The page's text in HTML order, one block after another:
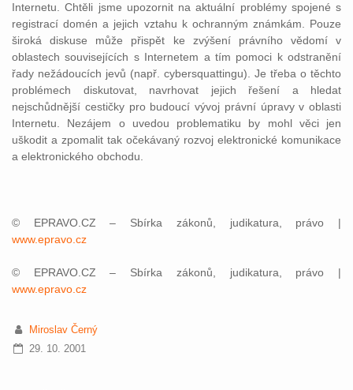
Internetu. Chtěli jsme upozornit na aktuální problémy spojené s
registrací domén a jejich vztahu k ochranným známkám. Pouze
široká diskuse může přispět ke zvýšení právního vědomí v
oblastech souvisejících s Internetem a tím pomoci k odstranění
řady nežádoucích jevů (např. cybersquattingu). Je třeba o těchto
problémech diskutovat, navrhovat jejich řešení a hledat
nejschůdnější cestičky pro budoucí vývoj právní úpravy v oblasti
Internetu. Nezájem o uvedou problematiku by mohl věci jen
uškodit a zpomalit tak očekávaný rozvoj elektronické komunikace
a elektronického obchodu.
© EPRAVO.CZ – Sbírka zákonů, judikatura, právo |
www.epravo.cz
© EPRAVO.CZ – Sbírka zákonů, judikatura, právo |
www.epravo.cz
Miroslav Černý
29. 10. 2001